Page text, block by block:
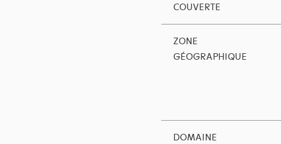
COUVERTE
ZONE
GÉOGRAPHIQUE
DOMAINE